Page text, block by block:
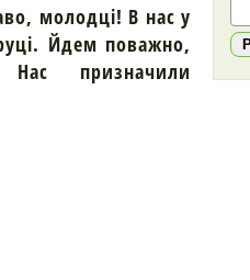
молодці! В нас у
Йдем поважно,
призначили